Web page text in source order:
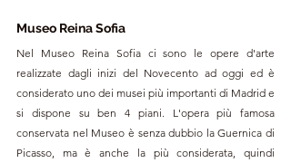
Museo Reina Sofia
Nel Museo Reina Sofia ci sono le opere d'arte
realizzate dagli inizi del Novecento ad oggi ed è
considerato uno dei musei più importanti di Madrid e
si dispone su ben 4 piani. L'opera più famosa
conservata nel Museo è senza dubbio la Guernica di
Picasso, ma è anche la più considerata, quindi